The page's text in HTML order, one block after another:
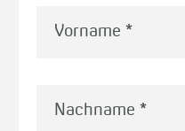
Vorname *
Nachname *